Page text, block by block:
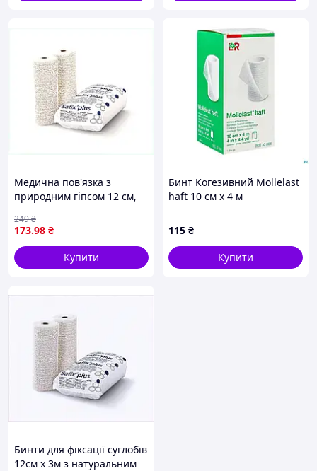
Медична пов'язка з
природним гіпсом 12 см,
8M158K237
173.98 ₴
249₴
Купити
Бинт Когезивний Mollelast
haft 10 см х 4 м
115 ₴
Купити
Бинти для фіксації суглобів
12см х 3м з натуральним